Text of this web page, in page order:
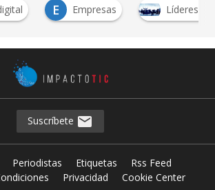
Líderes TI N Noticias TIC
Suscríbete
Periodistas Etiquetas
Rss Feed
Privacidad Cookie Center